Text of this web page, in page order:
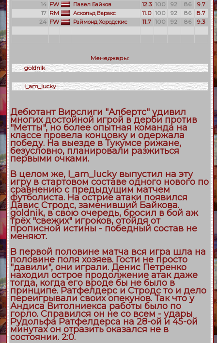
14 FW Павел Байков 12.3 100 92 86
9.7
17 RM Аскольд Варакс 11.0 100 92 86
8.7
24 FW Раймонд Хородскис 11.7 100 92 86 9.3
Менеджеры:
goldnik
I_am_lucky
Дебютант Вирслиги "Албертс" удивил
многих достойной игрой в дерби против
"Метты", но более опытная команда на
классе провела концовку и одержала
победу. На выезде в Тукумсе рижане,
безусловно, планировали разжиться
первыми очками.
В целом же, I_am_lucky выпустил на эту
игру в стартовом составе одного нового по
сравнению с предыдущим матчем
футболиста. На острие атаки появился
Давис Стродс, заменивший Байкова.
goldnik, в свою очередь, бросил в бой аж
трёх "свежих" игроков, отойдя от
прописной истины - победный состав не
меняют.
В первой половине матча вся игра шла на
половине поля хозяев. Гости не просто
"давили", они играли. Денис Петренко
находил острое продолжение атак даже
тогда, когда его вроде бы не было в
принципе. Ратфелдерс и Стродс то и дело
переигрывали своих опекунов. Так что у
Андиса Витолниекса работы было по
горло. Справился он не со всем - удары
Рудольфа Ратфелдерса на 28-ой и 45-ой
минутах он отразить оказался не в
состоянии. 2:0.